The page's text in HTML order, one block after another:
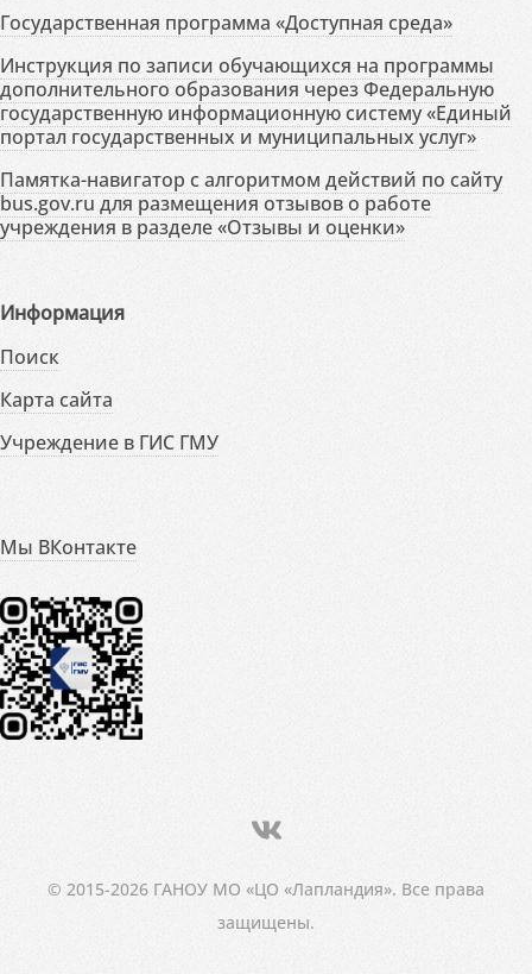
Государственная программа «Доступная среда»
Инструкция по записи обучающихся на программы
дополнительного образования через Федеральную
государственную информационную систему «Единый
портал государственных и муниципальных услуг»
Памятка-навигатор с алгоритмом действий по сайту
bus.gov.ru для размещения отзывов о работе
учреждения в разделе «Отзывы и оценки»
Информация
Поиск
Карта сайта
Учреждение в ГИС ГМУ
Мы ВКонтакте
© 2015-2026 ГАНОУ МО «ЦО «Лапландия». Все права
защищены.